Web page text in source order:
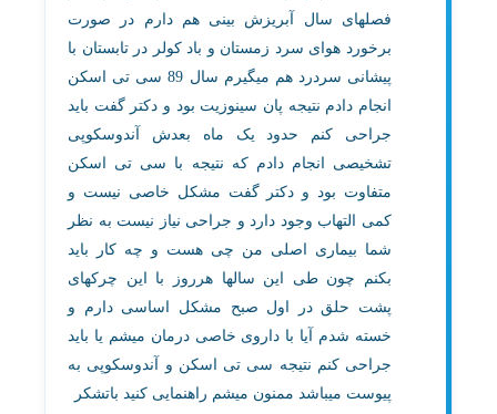
فصلهای سال آبریزش بینی هم دارم در صورت
برخورد هوای سرد زمستان و باد کولر در تابستان با
پیشانی سردرد هم میگیرم سال 89 سی تی اسکن
انجام دادم نتیجه پان سینوزیت بود و دکتر گفت باید
جراحی کنم حدود یک ماه بعدش آندوسکوپی
تشخیصی انجام دادم که نتیجه با سی تی اسکن
متفاوت بود و دکتر گفت مشکل خاصی نیست و
کمی التهاب وجود دارد و جراحی نیاز نیست به نظر
شما بیماری اصلی من چی هست و چه کار باید
بکنم چون طی این سالها هرروز با این چرکهای
پشت حلق در اول صبح مشکل اساسی دارم و
خسته شدم آیا با داروی خاصی درمان میشم یا باید
جراحی کنم نتیجه سی تی اسکن و آندوسکوپی به
پیوست میباشد ممنون میشم راهنمایی کنید باتشکر